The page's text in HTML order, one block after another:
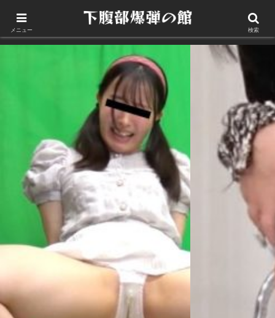
このサイトについて
メニュー 検索